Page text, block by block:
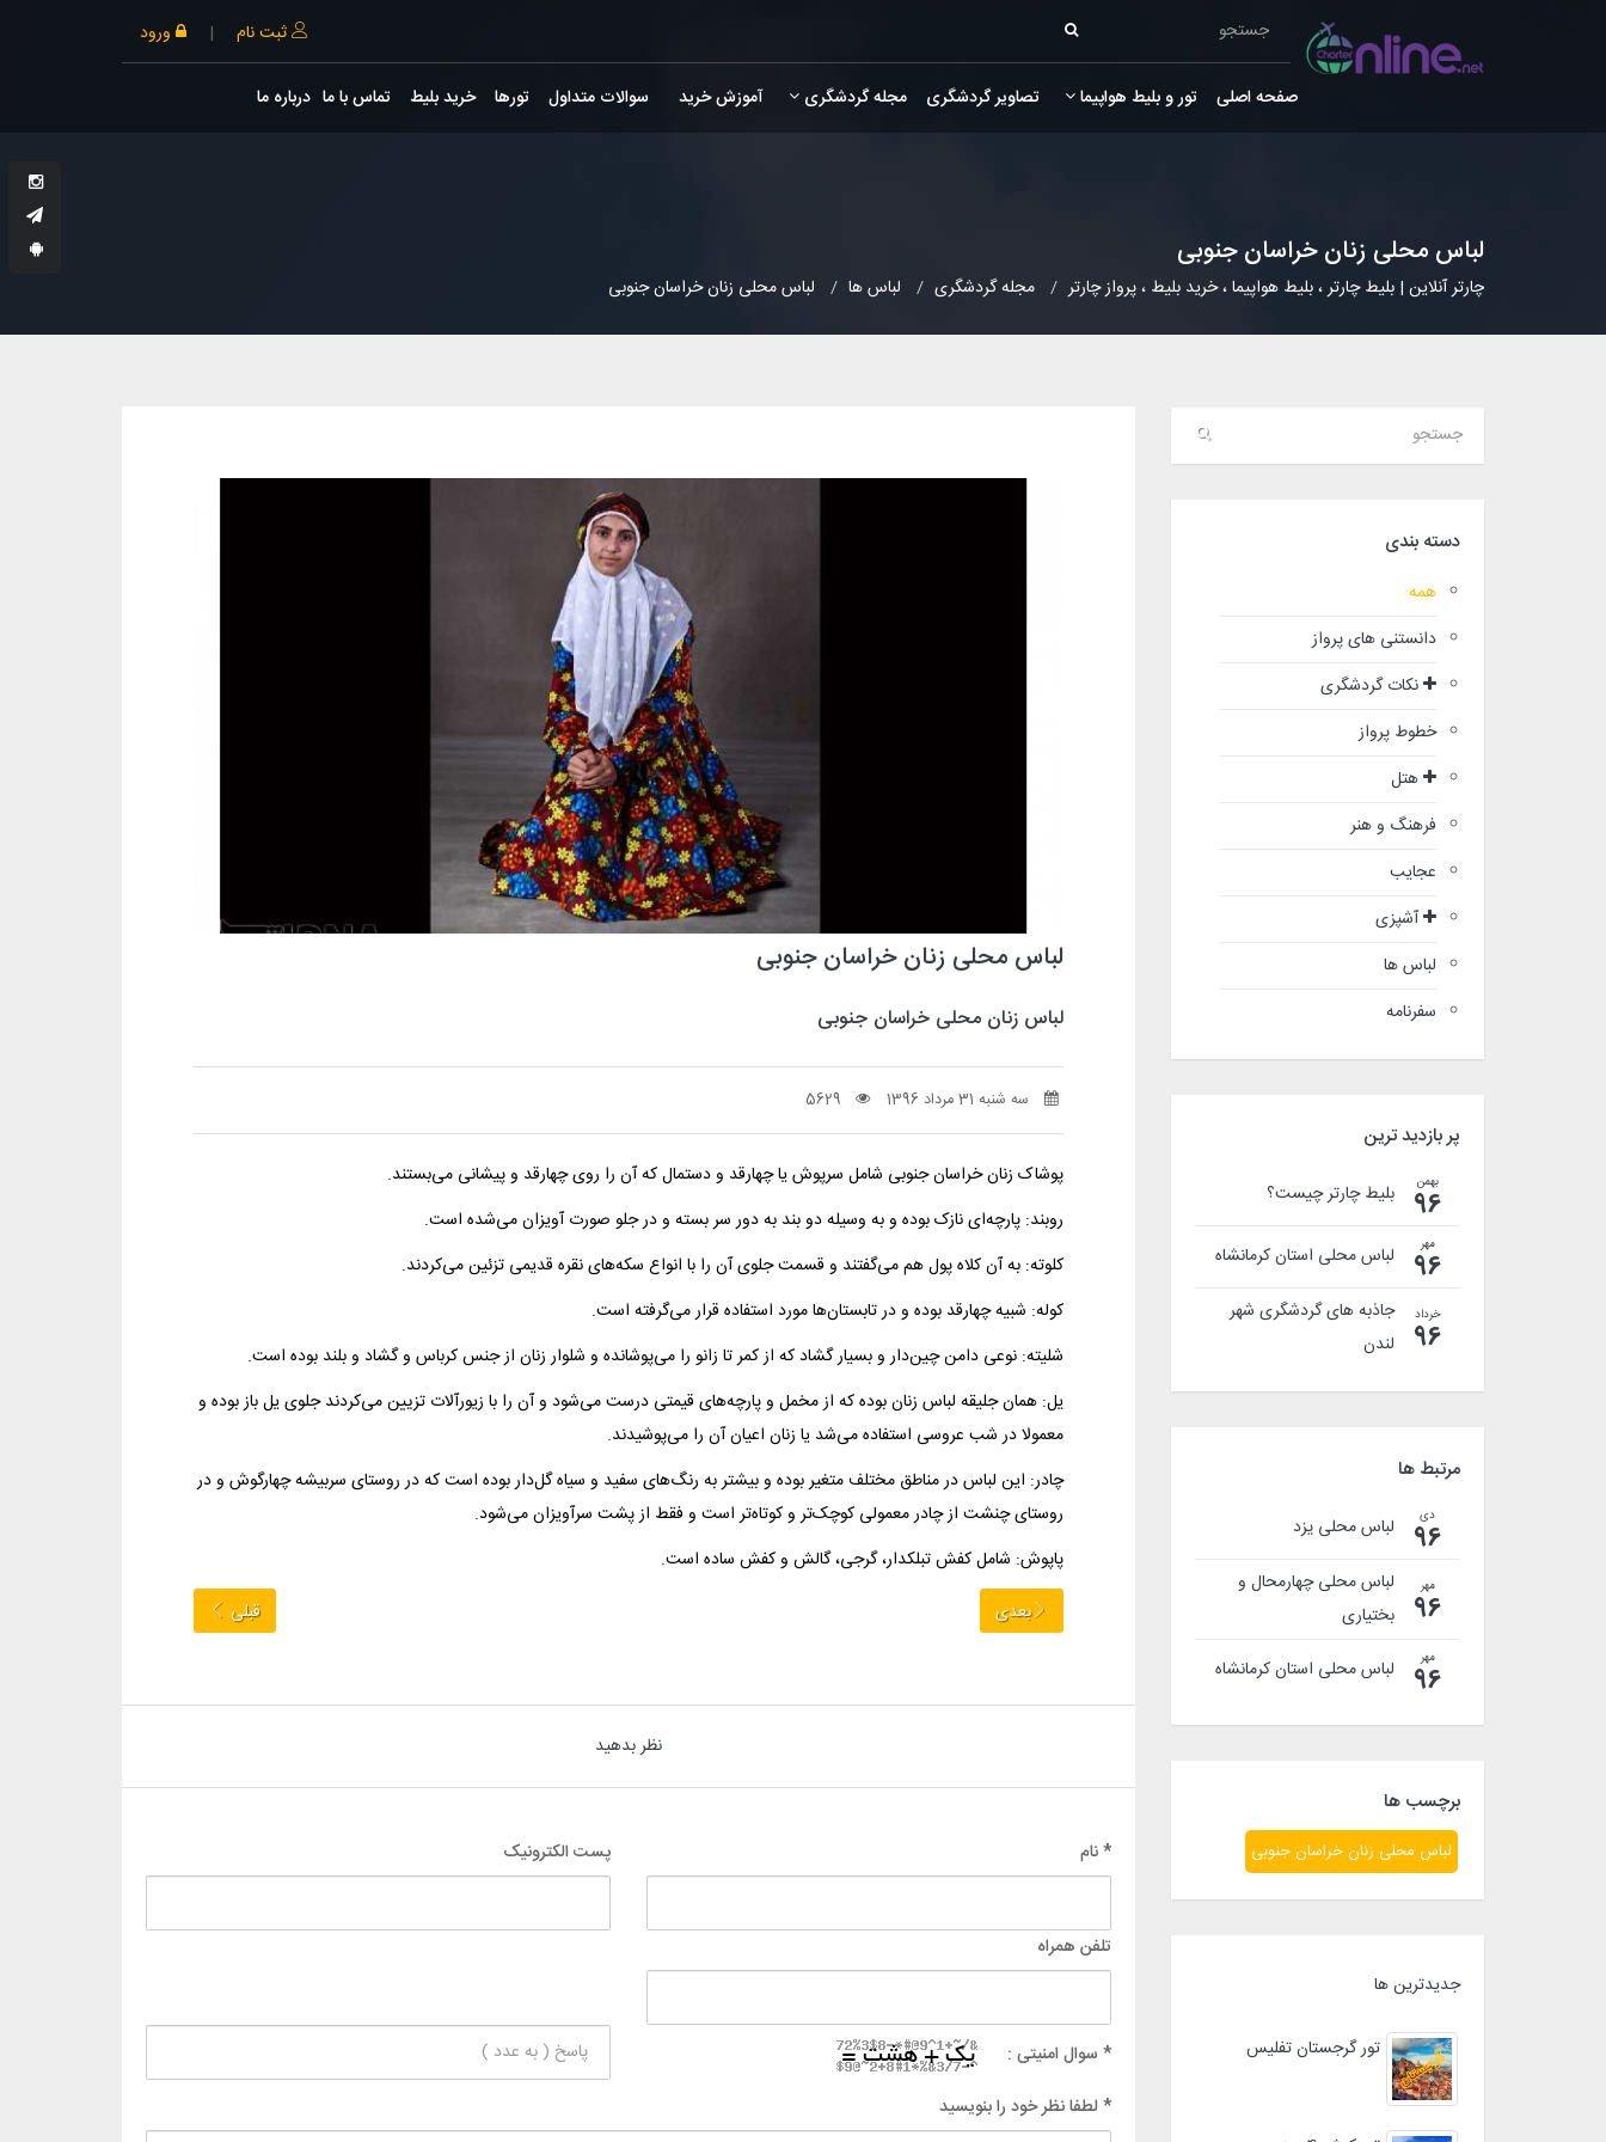
ثبت نام | ورود
صفحه اصلی تور و بلیط هواپیما تصاویر گردشگری مجله گردشگری آموزش خرید سوالات متداول تورها خرید بلیط تماس با ما درباره ما
لباس محلی زنان خراسان جنوبی
چارتر آنلاین | بلیط چارتر ، بلیط هواپیما ، خرید بلیط ، پرواز چارتر مجله گردشگری لباس ها لباس محلی زنان خراسان جنوبی
دسته بندی
همه
دانستنی های پرواز
نکات گردشگری
خطوط پرواز
هتل
فرهنگ و هنر
عجایب
آشپزی
لباس ها
سفرنامه
پر بازدید ترین
بهمن
96 بلیط چارتر چیست؟
مهر
96 لباس محلی استان کرمانشاه
خرداد
96
جاذبه های گردشگری شهر
لندن
مرتبط ها
دی
96 لباس محلی يزد
مهر
96
لباس محلی چهارمحال و
بختیاری
مهر
96 لباس محلی استان کرمانشاه
برچسب ها
لباس محلی زنان خراسان جنوبی
جدیدترین ها
تور گرجستان تفلیس
لباس محلی زنان خراسان جنوبی
لباس زنان محلی خراسان جنوبی
سه شنبه 31 مرداد 1396 5629
پوشاک زنان خراسان جنوبی شامل سرپوش یا چهارقد و دستمال که آن را روی چهارقد و پیشانی می‌بستند.
روبند: پارچه‌ای نازک بوده و به وسیله دو بند به دور سر بسته و در جلو صورت آویزان می‌شده است.
کلوته: به آن کلاه پول هم می‌گفتند و قسمت جلوی آن را با انواع سکه‌های نقره قدیمی تزئین می‌کردند.
کوله: شبیه چهارقد بوده و در تابستان‌ها مورد استفاده قرار می‌گرفته است.
شلیته: نوعی دامن چین‌دار و بسیار گشاد که از کمر تا زانو را می‌پوشانده و شلوار زنان از جنس کرباس و گشاد و بلند بوده است.
یل: همان جلیقه لباس زنان بوده که از مخمل و پارچه‌های قیمتی درست می‌شود و آن را با زیورآلات تزیین می‌کردند جلوی یل باز بوده و
معمولا در شب عروسی استفاده می‌شد یا زنان اعیان آن را می‌پوشیدند.
چادر: این لباس در مناطق مختلف متغیر بوده و بیشتر به رنگ‌های سفید و سیاه گل‌دار بوده است که در روستای سربیشه چهارگوش و در
روستای چنشت از چادر معمولی کوچک‌تر و کوتاه‌تر است و فقط از پشت سرآویزان می‌شود.
پاپوش: شامل کفش تبلکدار، گرجی، گالش و کفش ساده است.
بعدی
قبلی
نظر بدهید
* نام پست الکترونیک
تلفن همراه
* سوال امنیتی :
* لطفا نظر خود را بنویسید